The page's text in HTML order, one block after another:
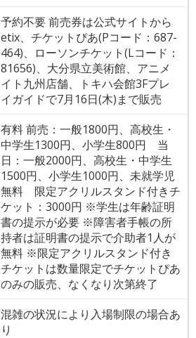
予約不要 前売券は公式サイトから
etix、チケットぴあ(Pコード：687-
464)、ローソンチケット(Lコード：
81656)、大分県立美術館、アニメ
イト九州店舗、トキハ会館3Fプレ
イガイドで7月16日(木)まで販売
有料 前売：一般1800円、高校生・
中学生1300円、小学生800円 当
日：一般2000円、高校生・中学生
1500円、小学生1000円、未就学児
無料 限定アクリルスタンド付きチ
ケット：3000円 ※学生は年齢証明
書の提示が必要 ※障害者手帳の所
持者は証明書の提示で介助者1人が
無料 ※限定アクリルスタンド付き
チケットは数量限定でチケットぴあ
のみの販売、なくなり次第終了
混雑の状況により入場制限の場合あ
り